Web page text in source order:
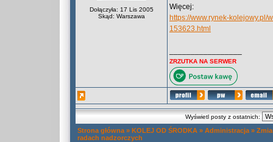
Dołączyła: 17 Lis 2005
Skąd: Warszawa
Więcej:
https://www.rynek-
153623.html
ZRZUTKA NA SERWER
Wyświetl posty z ostatnich:
Strona główna » KOLEJ OD ŚRODKA » Administracja »
radach nadzorczych